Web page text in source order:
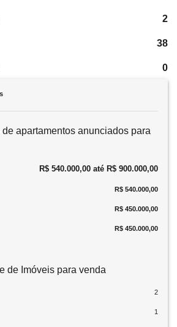
2
38
0
apartamentos anunciados para
R$ 540.000,00 até R$ 900.000,00
R$ 540.000,00
R$ 450.000,00
R$ 450.000,00
de Imóveis para venda
2
1